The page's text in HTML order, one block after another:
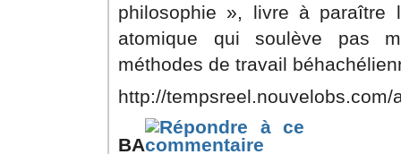
philosophie », livre à paraître
atomique qui soulève pas
méthodes de travail
http://tempsreel.nouvelobs.com/
BA